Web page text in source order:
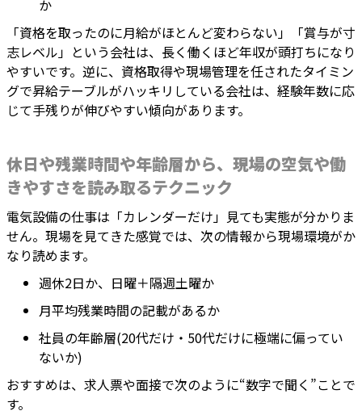
か
「資格を取ったのに月給がほとんど変わらない」「賞与が寸
志レベル」という会社は、長く働くほど年収が頭打ちになり
やすいです。逆に、資格取得や現場管理を任されたタイミン
グで昇給テーブルがハッキリしている会社は、経験年数に応
じて手残りが伸びやすい傾向があります。
休日や残業時間や年齢層から、現場の空気や働
きやすさを読み取るテクニック
電気設備の仕事は「カレンダーだけ」見ても実態が分かりま
せん。現場を見てきた感覚では、次の情報から現場環境がか
なり読めます。
週休2日か、日曜＋隔週土曜か
月平均残業時間の記載があるか
社員の年齢層(20代だけ・50代だけに極端に偏ってい
ないか)
おすすめは、求人票や面接で次のように“数字で聞く”ことで
す。